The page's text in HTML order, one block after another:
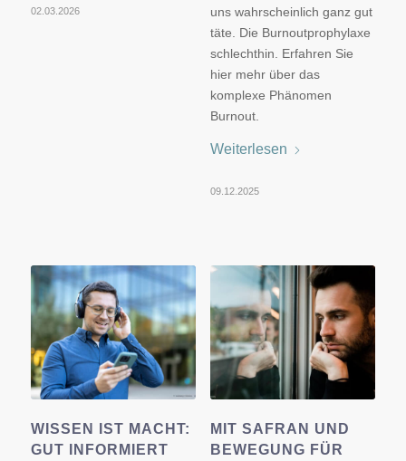
02.03.2026
uns wahrscheinlich ganz gut
täte. Die Burnoutprophylaxe
schlechthin. Erfahren Sie
hier mehr über das
komplexe Phänomen
Burnout.
Weiterlesen
09.12.2025
WISSEN IST MACHT:
GUT INFORMIERT
MIT SAFRAN UND
BEWEGUNG FÜR